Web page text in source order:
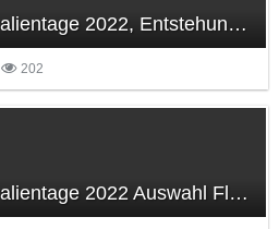
05_Muenchner Mineralientage 2022, Entstehung Flussgold-Gepräge,.JPG
202
06_Muenchner Mineralientage 2022 Auswahl Flussgold aus Deutschland.JPG